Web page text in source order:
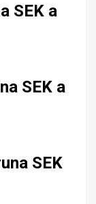
SEK a
SEK a
SEK